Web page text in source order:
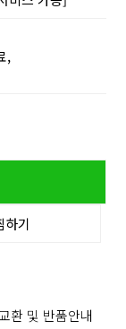
,
하기
환 및 반품안내